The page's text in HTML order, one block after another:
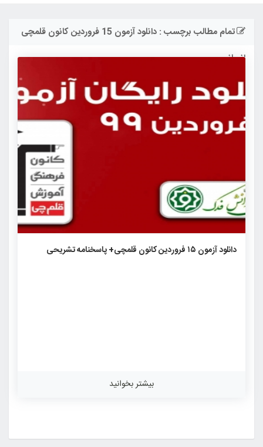
تمام مطالب برچسب : دانلود آزمون 15 فروردین کانون قلمچی
انسانی
دانلود آزمون ۱۵ فروردین کانون قلمچی+ پاسخنامه تشریحی
بیشتر بخوانید